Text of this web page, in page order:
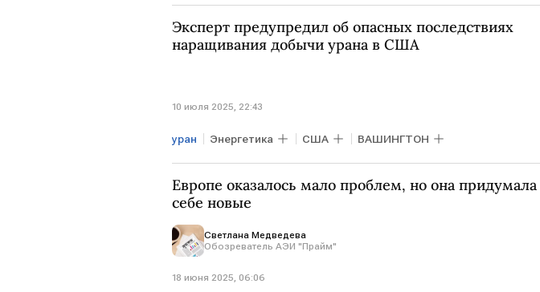
Эксперт предупредил об опасных последствиях
наращивания добычи урана в США
10 июля 2025, 22:43
уран Энергетика США ВАШИНГТОН
Европе оказалось мало проблем, но она придумала
себе новые
Светлана Медведева
Обозреватель АЭИ "Прайм"
18 июня 2025, 06:06